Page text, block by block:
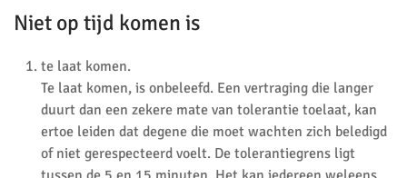
Niet op tijd komen is
te laat komen.
Te laat komen, is onbeleefd. Een vertraging die langer
duurt dan een zekere mate van tolerantie toelaat, kan
ertoe leiden dat degene die moet wachten zich beledigd
of niet gerespecteerd voelt. De tolerantiegrens ligt